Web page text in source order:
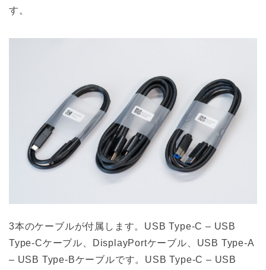
す。
3本のケーブルが付属します。USB Type-C – USB
Type-Cケーブル、DisplayPortケーブル、USB Type-A
– USB Type-Bケーブルです。USB Type-C – USB